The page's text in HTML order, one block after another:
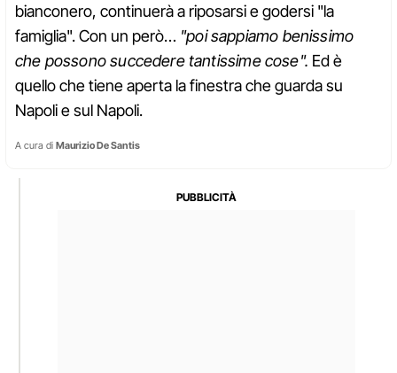
bianconero, continuerà a riposarsi e godersi "la
famiglia". Con un però… "poi sappiamo benissimo
che possono succedere tantissime cose". Ed è
quello che tiene aperta la finestra che guarda su
Napoli e sul Napoli.
A cura di Maurizio De Santis